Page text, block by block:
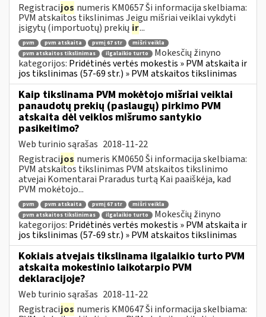
Registracijos numeris KM0657 Ši informacija skelbiama:
PVM atskaitos tikslinimas Jeigu mišriai veiklai vykdyti
įsigytų (importuotų) prekių ir...
pvm pvm atskaita pvmį 67 str
mišri veikla
pvm atskaitos tikslinimas
ilgalaikio turto
Mokesčių žinyno
kategorijos: Pridėtinės vertės mokestis » PVM atskaita ir
jos tikslinimas (57-69 str.) » PVM atskaitos tikslinimas
Kaip tikslinama PVM mokėtojo mišriai veiklai
panaudotų prekių (paslaugų) pirkimo PVM
atskaita dėl veiklos mišrumo santykio
pasikeitimo?
Web turinio sąrašas 2018-11-22
Registracijos numeris KM0650 Ši informacija skelbiama:
PVM atskaitos tikslinimas PVM atskaitos tikslinimo
atvejai Komentarai Praradus turtą Kai paaiškėja, kad
PVM mokėtojo...
pvm pvm atskaita pvmį 67 str
mišri veikla
pvm atskaitos tikslinimas
ilgalaikio turto
Mokesčių žinyno
kategorijos: Pridėtinės vertės mokestis » PVM atskaita ir
jos tikslinimas (57-69 str.) » PVM atskaitos tikslinimas
Kokiais atvejais tikslinama ilgalaikio turto PVM
atskaita mokestinio laikotarpio PVM
deklaracijoje?
Web turinio sąrašas 2018-11-22
Registracijos numeris KM0647 Ši informacija skelbiama: